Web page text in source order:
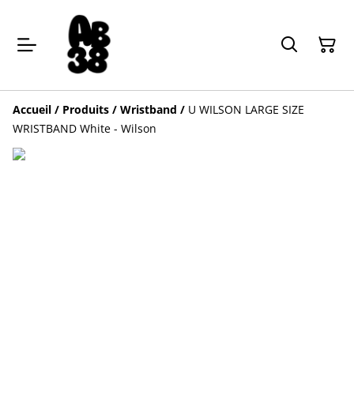
Accueil / Produits / Wristband / U WILSON LARGE SIZE
WRISTBAND White - Wilson